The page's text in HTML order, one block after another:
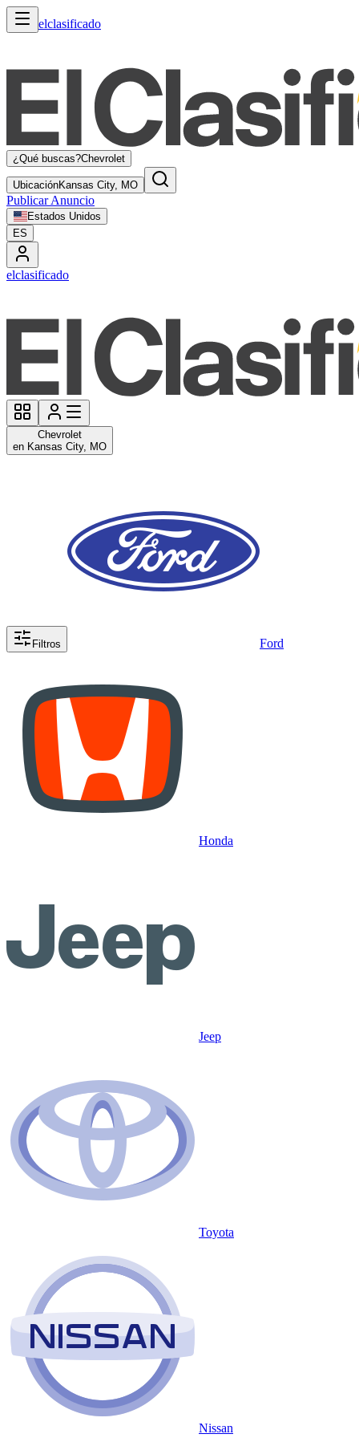
elclasificado
¿Qué buscas?Chevrolet
UbicaciónKansas City, MO
Publicar Anuncio
Estados Unidos
ES
elclasificado
Chevrolet
en Kansas City, MO
Filtros Ford
Honda
Jeep
Toyota
Nissan